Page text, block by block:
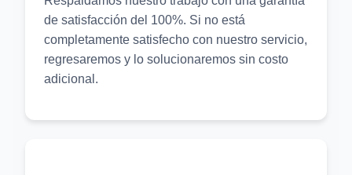
de satisfacción del 100%. Si no está
completamente satisfecho con nuestro servicio,
regresaremos y lo solucionaremos sin costo
adicional.